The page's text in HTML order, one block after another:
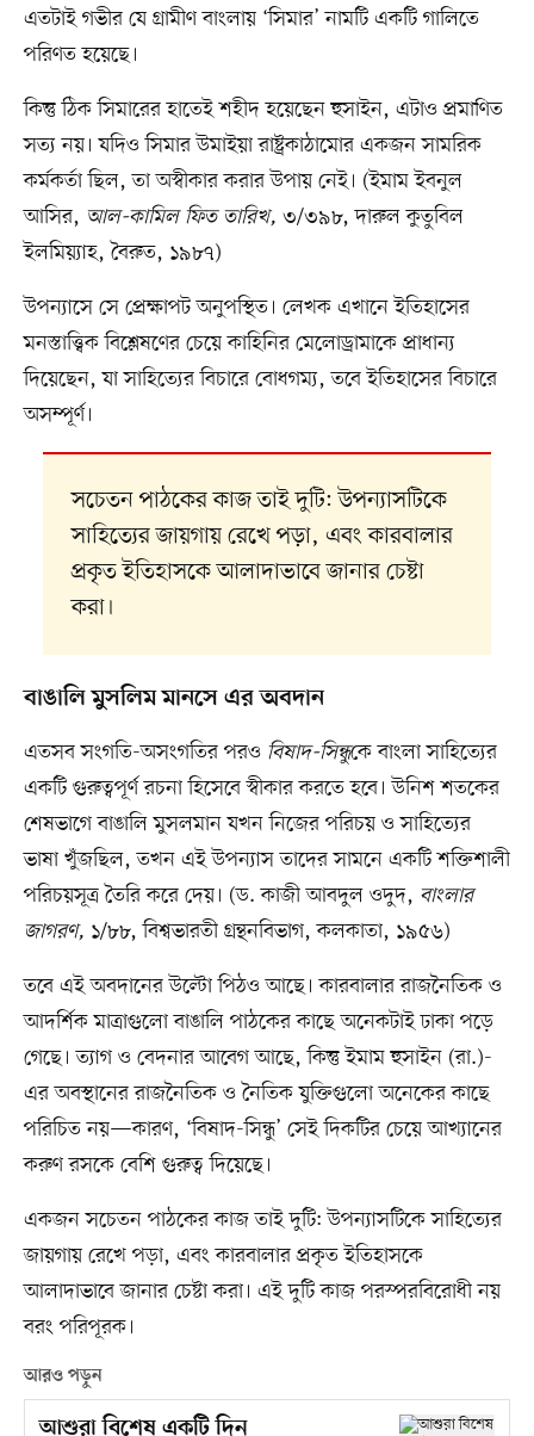
এতটাই গভীর যে গ্রামীণ বাংলায় ‘সিমার’ নামটি একটি গালিতে
পরিণত হয়েছে।
কিন্তু ঠিক সিমারের হাতেই শহীদ হয়েছেন হুসাইন, এটাও প্রমাণিত
সত্য নয়। যদিও সিমার উমাইয়া রাষ্ট্রকাঠামোর একজন সামরিক
কর্মকর্তা ছিল, তা অস্বীকার করার উপায় নেই। (ইমাম ইবনুল
আসির, আল-কামিল ফিত তারিখ, ৩/৩৯৮, দারুল কুতুবিল
ইলমিয়্যাহ, বৈরুত, ১৯৮৭)
উপন্যাসে সে প্রেক্ষাপট অনুপস্থিত। লেখক এখানে ইতিহাসের
মনস্তাত্ত্বিক বিশ্লেষণের চেয়ে কাহিনির মেলোড্রামাকে প্রাধান্য
দিয়েছেন, যা সাহিত্যের বিচারে বোধগম্য, তবে ইতিহাসের বিচারে
অসম্পূর্ণ।
সচেতন পাঠকের কাজ তাই দুটি: উপন্যাসটিকে
সাহিত্যের জায়গায় রেখে পড়া, এবং কারবালার
প্রকৃত ইতিহাসকে আলাদাভাবে জানার চেষ্টা
করা।
বাঙালি মুসলিম মানসে এর অবদান
এতসব সংগতি-অসংগতির পরও বিষাদ-সিন্ধুকে বাংলা সাহিত্যের
একটি গুরুত্বপূর্ণ রচনা হিসেবে স্বীকার করতে হবে। উনিশ শতকের
শেষভাগে বাঙালি মুসলমান যখন নিজের পরিচয় ও সাহিত্যের
ভাষা খুঁজছিল, তখন এই উপন্যাস তাদের সামনে একটি শক্তিশালী
পরিচয়সূত্র তৈরি করে দেয়। (ড. কাজী আবদুল ওদুদ, বাংলার
জাগরণ, ১/৮৮, বিশ্বভারতী গ্রন্থনবিভাগ, কলকাতা, ১৯৫৬)
তবে এই অবদানের উল্টো পিঠও আছে। কারবালার রাজনৈতিক ও
আদর্শিক মাত্রাগুলো বাঙালি পাঠকের কাছে অনেকটাই ঢাকা পড়ে
গেছে। ত্যাগ ও বেদনার আবেগ আছে, কিন্তু ইমাম হুসাইন (রা.)-
এর অবস্থানের রাজনৈতিক ও নৈতিক যুক্তিগুলো অনেকের কাছে
পরিচিত নয়—কারণ, ‘বিষাদ-সিন্ধু’ সেই দিকটির চেয়ে আখ্যানের
করুণ রসকে বেশি গুরুত্ব দিয়েছে।
একজন সচেতন পাঠকের কাজ তাই দুটি: উপন্যাসটিকে সাহিত্যের
জায়গায় রেখে পড়া, এবং কারবালার প্রকৃত ইতিহাসকে
আলাদাভাবে জানার চেষ্টা করা। এই দুটি কাজ পরস্পরবিরোধী নয়
বরং পরিপূরক।
আরও পড়ুন
আশুরা বিশেষ একটি দিন